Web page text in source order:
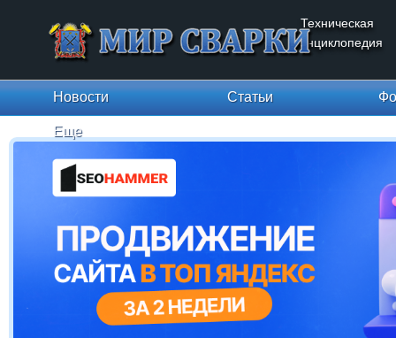
Техническая
энциклопедия
Новости Статьи
Еще